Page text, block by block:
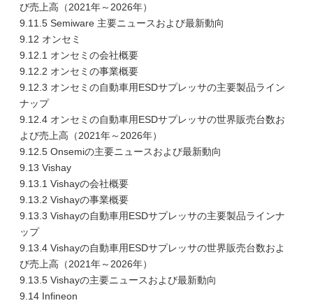
び売上高（2021年～2026年）
9.11.5 Semiware 主要ニュースおよび最新動向
9.12 オンセミ
9.12.1 オンセミの会社概要
9.12.2 オンセミの事業概要
9.12.3 オンセミの自動車用ESDサプレッサの主要製品ライン
ナップ
9.12.4 オンセミの自動車用ESDサプレッサの世界販売台数お
よび売上高（2021年～2026年）
9.12.5 Onsemiの主要ニュースおよび最新動向
9.13 Vishay
9.13.1 Vishayの会社概要
9.13.2 Vishayの事業概要
9.13.3 Vishayの自動車用ESDサプレッサの主要製品ラインナ
ップ
9.13.4 Vishayの自動車用ESDサプレッサの世界販売台数およ
び売上高（2021年～2026年）
9.13.5 Vishayの主要ニュースおよび最新動向
9.14 Infineon